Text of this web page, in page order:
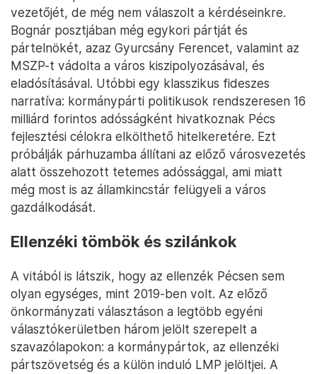
vezetőjét, de még nem válaszolt a kérdéseinkre.
Bognár posztjában még egykori pártját és
pártelnökét, azaz Gyurcsány Ferencet, valamint az
MSZP-t vádolta a város kiszipolyozásával, és
eladósításával. Utóbbi egy klasszikus fideszes
narratíva: kormánypárti politikusok rendszeresen 16
milliárd forintos adósságként hivatkoznak Pécs
fejlesztési célokra elkölthető hitelkeretére. Ezt
próbálják párhuzamba állítani az előző városvezetés
alatt összehozott tetemes adóssággal, ami miatt
még most is az államkincstár felügyeli a város
gazdálkodását.
Ellenzéki tömbök és szilánkok
A vitából is látszik, hogy az ellenzék Pécsen sem
olyan egységes, mint 2019-ben volt. Az előző
önkormányzati választáson a legtöbb egyéni
választókerületben három jelölt szerepelt a
szavazólapokon: a kormánypártok, az ellenzéki
pártszövetség és a külön induló LMP jelöltjei. A